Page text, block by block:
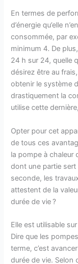
En termes de
d’énergie qu’elle
consommée, par
minimum 4. De
24 h sur 24, quelle
désirez être au
obtenir le système
drastiquement la
utilise cette
Opter pour cet
de tous ces
la pompe à chaleur
dont une partie sert
seconde, les
attestent de la
durée de vie ?
Elle est utilisable
Dire que les
terme, c’est
durée de vie. Selon